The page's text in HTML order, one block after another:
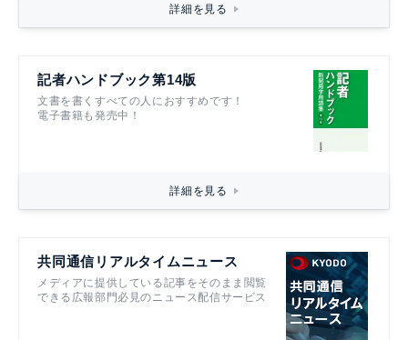
詳細を見る
記者ハンドブック第14版
文書を書くすべての人におすすめです！
電子書籍も発売中！
詳細を見る
共同通信リアルタイムニュース
メディアに提供している記事をそのまま閲覧
できる広報部門必見のニュース配信サービス